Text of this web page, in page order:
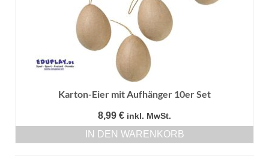
Karton-Eier mit Aufhänger 10er Set
8,99 € inkl. MwSt.
IN DEN WARENKORB